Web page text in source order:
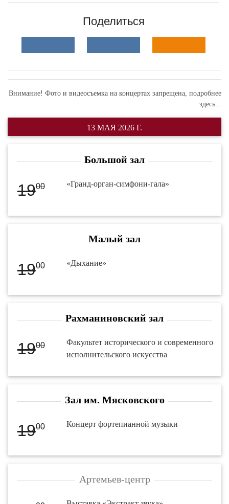
Поделиться
Внимание! Фото и видеосъемка на концертах запрещена, подробнее
здесь...
13 МАЯ 2026 Г.
Большой зал
1900 «Гранд-орган-симфони-гала»
Малый зал
1900 «Дыхание»
Рахманиновский зал
1900
Факультет исторического и современного
исполнительского искусства
Зал им. Мясковского
1900 Концерт фортепианной музыки
Артемьев-центр